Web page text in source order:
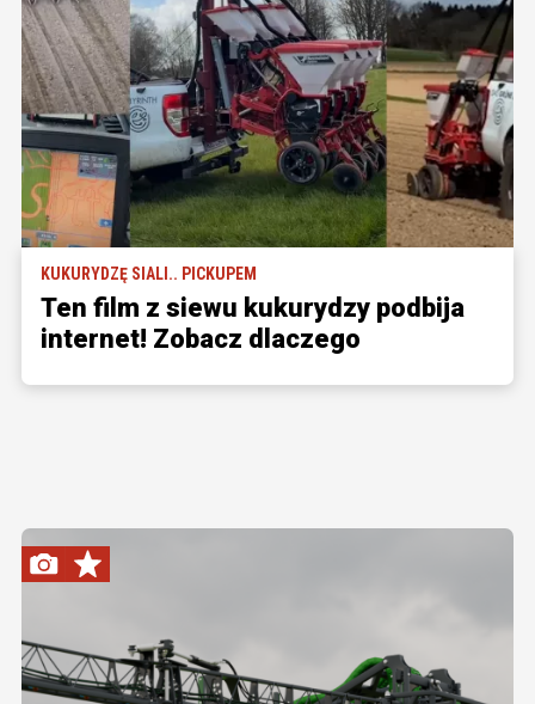
KUKURYDZĘ SIALI.. PICKUPEM
Ten film z siewu kukurydzy podbija
internet! Zobacz dlaczego